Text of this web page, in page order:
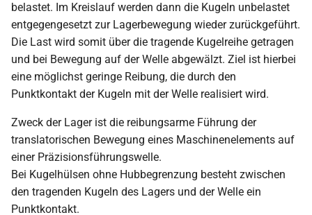
belastet. Im Kreislauf werden dann die Kugeln unbelastet
entgegengesetzt zur Lagerbewegung wieder zurückgeführt.
Die Last wird somit über die tragende Kugelreihe getragen
und bei Bewegung auf der Welle abgewälzt. Ziel ist hierbei
eine möglichst geringe Reibung, die durch den
Punktkontakt der Kugeln mit der Welle realisiert wird.
Zweck der Lager ist die reibungsarme Führung der
translatorischen Bewegung eines Maschinenelements auf
einer Präzisionsführungswelle.
Bei Kugelhülsen ohne Hubbegrenzung besteht zwischen
den tragenden Kugeln des Lagers und der Welle ein
Punktkontakt.